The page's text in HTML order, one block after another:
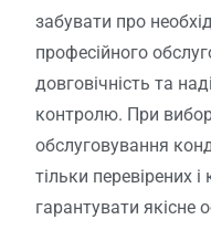
забувати про
професійного
довговічність та
контролю. При
обслуговування
тільки перевірених
гарантувати якісне